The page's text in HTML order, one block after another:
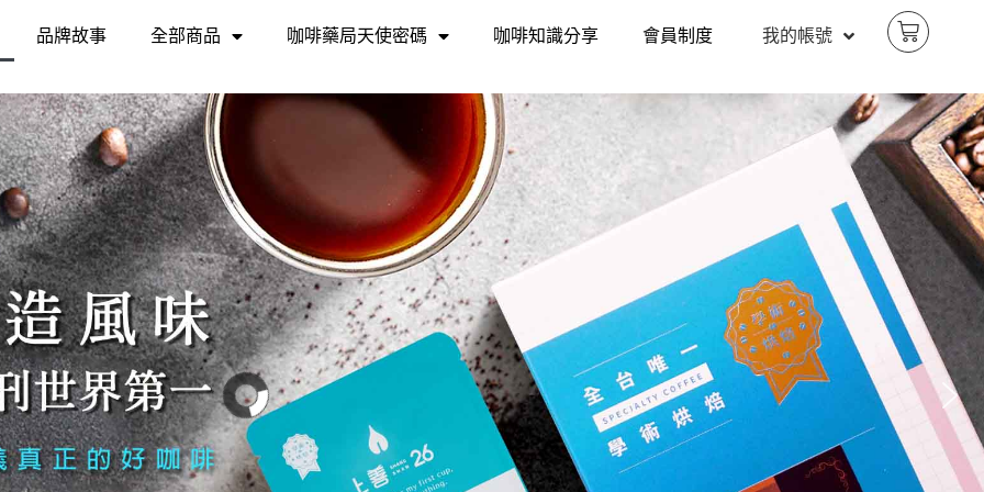
我的帳號
品牌故事 全部商品 咖啡藥局天使密碼 咖啡知識分享 會員制度